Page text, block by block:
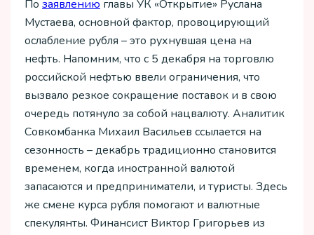
По заявлению главы УК «Открытие» Руслана
Мустаева, основной фактор, провоцирующий
ослабление рубля – это рухнувшая цена на
нефть. Напомним, что с 5 декабря на торговлю
российской нефтью ввели ограничения, что
вызвало резкое сокращение поставок и в свою
очередь потянуло за собой нацвалюту. Аналитик
Совкомбанка Михаил Васильев ссылается на
сезонность – декабрь традиционно становится
временем, когда иностранной валютой
запасаются и предприниматели, и туристы. Здесь
же смене курса рубля помогают и валютные
спекулянты. Финансист Виктор Григорьев из